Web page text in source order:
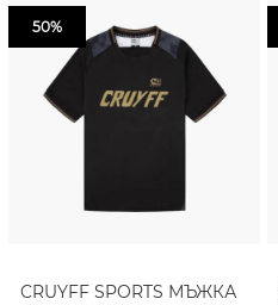
50%
CRUYFF SPORTS МЪЖКА